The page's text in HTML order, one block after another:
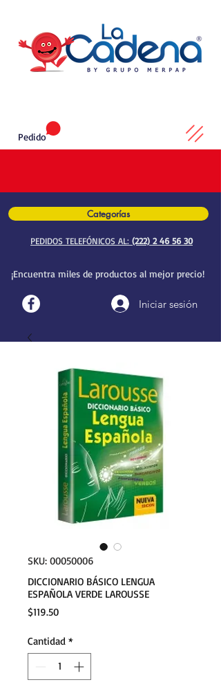
Categorías
PEDIDOS TELEFÓNICOS AL: (222) 2 46 56 30
¡Encuentra miles de productos al mejor precio!
Iniciar sesión
Pedido
SKU: 00050006
DICCIONARIO BÁSICO LENGUA
ESPAÑOLA VERDE LAROUSSE
$119.50Precio
Cantidad *